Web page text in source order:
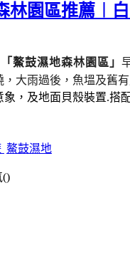
林園區推薦︱
「鰲鼓濕地森林園區」
大雨過後，魚塭及舊
，及地面貝殼裝置.搭
鰲鼓濕地
()